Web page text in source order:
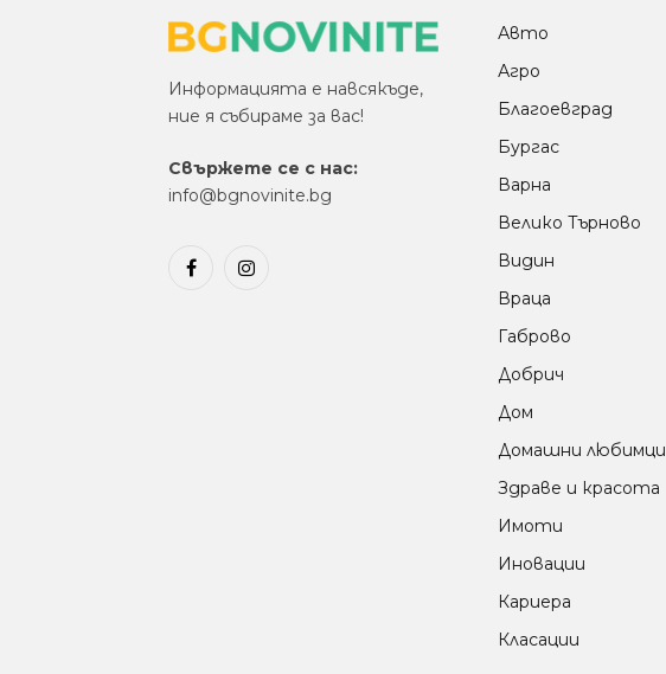
Информацията е навсякъде,
ние я събираме за вас!
Свържете се с нас:
info@bgnovinite.bg
FacebookInstagram
Авто
Агро
Благоевград
Бургас
Варна
Велико Търново
Видин
Враца
Габрово
Добрич
Дом
Домашни любимци
Здраве и красота
Имоти
Иновации
Кариера
Класации